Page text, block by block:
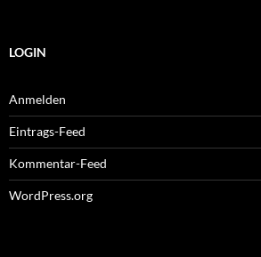
LOGIN
Anmelden
Eintrags-Feed
Kommentar-Feed
WordPress.org